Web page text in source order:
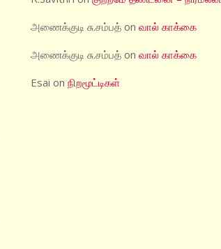
அணைக்குடி சு.சம்பத் onவால் காக்கை
அணைக்குடி சு.சம்பத் onவால் காக்கை
Esai onநிறமூட்டிகள்